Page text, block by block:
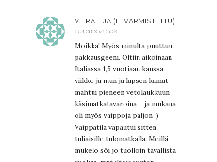
VIERAILIJA (EI VARMISTETTU)
19.4.2013 at 15:54
Moikka! Myös minulta puuttuu
pakkausgeeni. Oltiin aikoinaan
Italiassa 1,5 vuotiaan kanssa
viikko ja mun ja lapsen kamat
mahtui pieneen vetolaukkuun
käsimatkatavaroina – ja mukana
oli myös vaippoja paljon :)
Vaippatila vapautui sitten
tuliaisille tulomatkalla. Meillä
mukelo söi jo tuolloin tavallista